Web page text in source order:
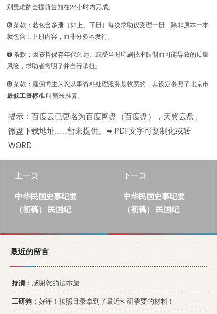
别疑难的会提前告知在24小时内完成。
➏ 条款：若包含多册（如上、下册）每次求助仅受理一册，除非原本一本
就包含上下册内容，而非分多本发行。
➐ 条款：因资料保存年代久远、或受当时印刷技术限制而可能导致的质量
风险，求助者需明了并自行承担。
➑ 条款：雇佣博主为您从事资料处理服务是收费的，其设定参照了北京市
最低工资标准时薪来推算。
提示：百度云已更名为百度网盘（百度盘），天翼云盘、
微盘下载地址……暂未提供。 ➥ PDF文字可复制化或转
WORD
上一页
中华民国史事纪要
（初稿） 民国纪
下一页
中华民国史事纪要
（初稿） 民国纪
最近的留言
持清：感谢您的法布施
工研狗 ：好评！按照目录拿到了最近科研需要的材料！